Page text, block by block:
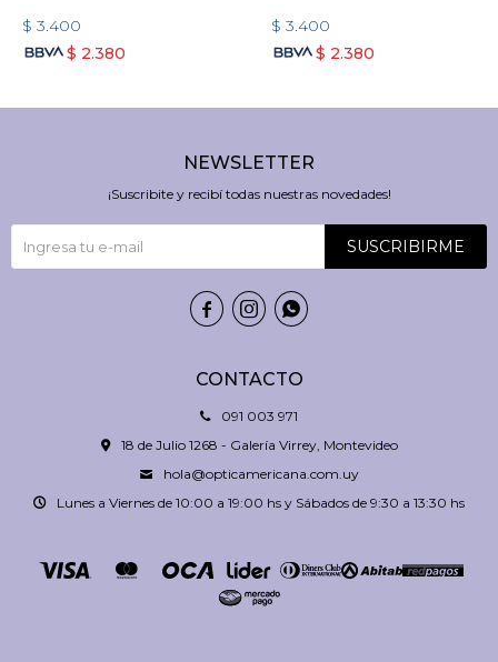
$ 3.400
$ 2.380
$ 3.400
$ 2.380
CONTACTO
091 003 971
18 de Julio 1268 - Galería Virrey, Montevideo
hola@opticamericana.com.uy
Lunes a Viernes de 10:00 a 19:00 hs y Sábados de 9:30 a 13:30 hs
NEWSLETTER
¡Suscribite y recibí todas nuestras novedades!
SUSCRIBIRME
  